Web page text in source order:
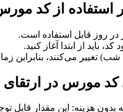
استفاده از کد
در روز قابل استفاده است.
باید از ابتدا آغاز کنید.
کد مورس در ارتقای